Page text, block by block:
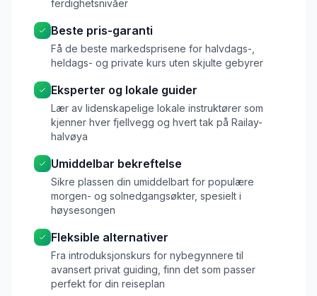
ferdighetsnivåer
Beste pris-garanti
Få de beste markedsprisene for halvdags-,
heldags- og private kurs uten skjulte gebyrer
Eksperter og lokale guider
Lær av lidenskapelige lokale instruktører som
kjenner hver fjellvegg og hvert tak på Railay-
halvøya
Umiddelbar bekreftelse
Sikre plassen din umiddelbart for populære
morgen- og solnedgangsøkter, spesielt i
høysesongen
Fleksible alternativer
Fra introduksjonskurs for nybegynnere til
avansert privat guiding, finn det som passer
perfekt for din reiseplan